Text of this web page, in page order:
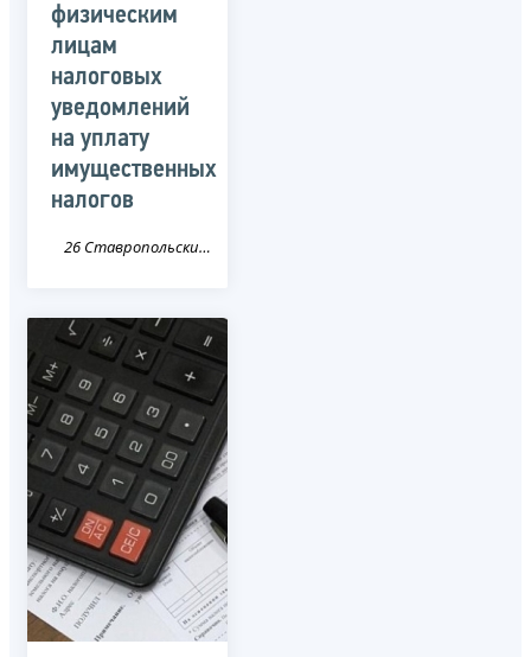
физическим
лицам
налоговых
уведомлений
на уплату
имущественных
налогов
26 Ставропольский край